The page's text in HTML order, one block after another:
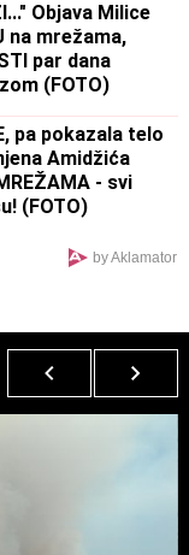
Objava Milice
na mrežama,
par dana
(FOTO)
pa pokazala telo
Amidžića
- svi
(FOTO)
by Aklamator